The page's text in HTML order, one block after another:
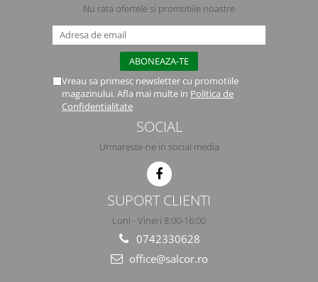
Nu rata ofertele si promotiile noastre
Vreau sa primesc newsletter cu promotiile
magazinului. Afla mai multe in Politica de
Confidentialitate
SOCIAL
Urmareste-ne in social media
SUPORT CLIENTI
Luni - Vineri 8:00-16:00
0742330628
office@salcor.ro